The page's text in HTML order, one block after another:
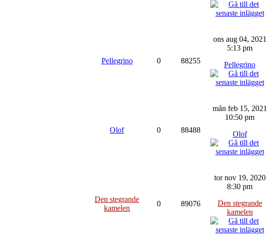
Pellegrino 0 88255
ons aug 04, 2021
5:13 pm
Pellegrino
Olof 0 88488
mån feb 15, 2021
10:50 pm
Olof
Den stegrande
kamelen
0 89076
tor nov 19, 2020
8:30 pm
Den stegrande
kamelen